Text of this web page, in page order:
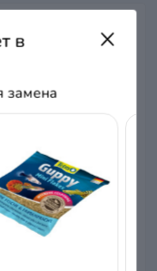
станьте
отзыв.
в
замена